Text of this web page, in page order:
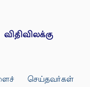
விதிவிலக்கு
செய்தவர்கள்